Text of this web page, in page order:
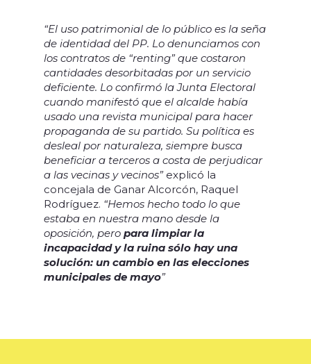
“El uso patrimonial de lo público es la seña
de identidad del PP. Lo denunciamos con
los contratos de “renting” que costaron
cantidades desorbitadas por un servicio
deficiente. Lo confirmó la Junta Electoral
cuando manifestó que el alcalde había
usado una revista municipal para hacer
propaganda de su partido. Su política es
desleal por naturaleza, siempre busca
beneficiar a terceros a costa de perjudicar
a las vecinas y vecinos”explicó la
concejala de Ganar Alcorcón, Raquel
Rodríguez. “Hemos hecho todo lo que
estaba en nuestra mano desde la
oposición, pero para limpiar la
incapacidad y la ruina sólo hay una
solución: un cambio en las elecciones
municipales de mayo”